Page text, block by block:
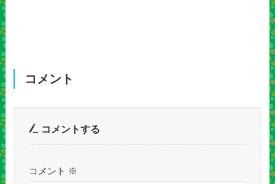
コメント
コメントする
コメント ※